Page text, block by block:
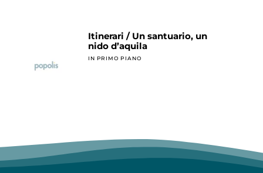
Itinerari / Un santuario, un
nido d’aquila
IN PRIMO PIANO